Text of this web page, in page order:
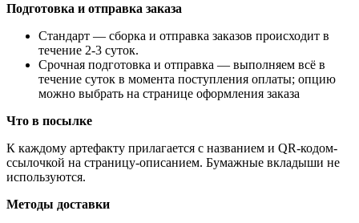
Подготовка и отправка заказа
Стандарт — сборка и отправка заказов происходит в
течение 2-3 суток.
Срочная подготовка и отправка — выполняем всё в
течение суток в момента поступления оплаты; опцию
можно выбрать на странице оформления заказа
Что в посылке
К каждому артефакту прилагается с названием и QR-кодом-
ссылочкой на страницу-описанием. Бумажные вкладыши не
используются.
Методы доставки